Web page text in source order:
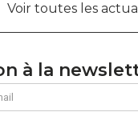
Voir toutes les
à la